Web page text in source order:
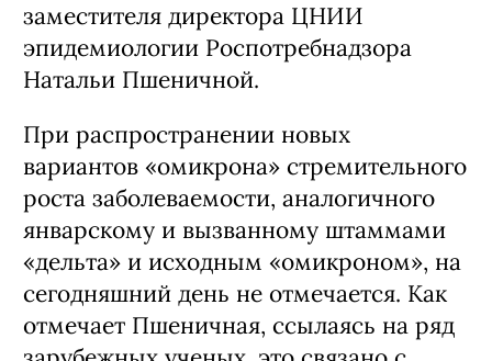
заместителя директора ЦНИИ
эпидемиологии Роспотребнадзора
Натальи Пшеничной.
При распространении новых
вариантов «омикрона» стремительного
роста заболеваемости, аналогичного
январскому и вызванному штаммами
«дельта» и исходным «омикроном», на
сегодняшний день не отмечается. Как
отмечает Пшеничная, ссылаясь на ряд